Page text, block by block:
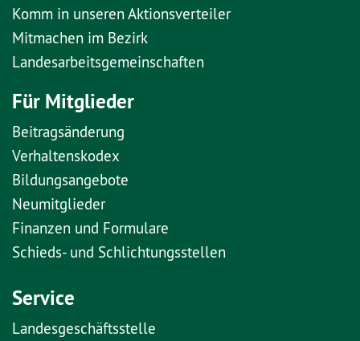
Komm in unseren Aktionsverteiler
Mitmachen im Bezirk
Landesarbeitsgemeinschaften
Für Mitglieder
Beitragsänderung
Verhaltenskodex
Bildungsangebote
Neumitglieder
Finanzen und Formulare
Schieds- und Schlichtungsstellen
Service
Landesgeschäftsstelle